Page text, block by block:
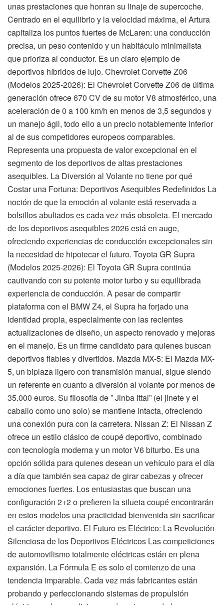
unas prestaciones que honran su linaje de supercoche.
Centrado en el equilibrio y la velocidad máxima, el Artura
capitaliza los puntos fuertes de McLaren: una conducción
precisa, un peso contenido y un habitáculo minimalista
que prioriza al conductor. Es un claro ejemplo de
deportivos híbridos de lujo. Chevrolet Corvette Z06
(Modelos 2025-2026): El Chevrolet Corvette Z06 de última
generación ofrece 670 CV de su motor V8 atmosférico, una
aceleración de 0 a 100 km/h en menos de 3,5 segundos y
un manejo ágil, todo ello a un precio notablemente inferior
al de sus competidores europeos comparables.
Representa una propuesta de valor excepcional en el
segmento de los deportivos de altas prestaciones
asequibles. La Diversión al Volante no tiene por qué
Costar una Fortuna: Deportivos Asequibles Redefinidos La
noción de que la emoción al volante está reservada a
bolsillos abultados es cada vez más obsoleta. El mercado
de los deportivos asequibles 2026 está en auge,
ofreciendo experiencias de conducción excepcionales sin
la necesidad de hipotecar el futuro. Toyota GR Supra
(Modelos 2025-2026): El Toyota GR Supra continúa
cautivando con su potente motor turbo y su equilibrada
experiencia de conducción. A pesar de compartir
plataforma con el BMW Z4, el Supra ha forjado una
identidad propia, especialmente con las recientes
actualizaciones de diseño, un aspecto renovado y mejoras
en el manejo. Es un firme candidato para quienes buscan
deportivos fiables y divertidos. Mazda MX-5: El Mazda MX-
5, un biplaza ligero con transmisión manual, sigue siendo
un referente en cuanto a diversión al volante por menos de
35.000 euros. Su filosofía de ” Jinba Ittai” (el jinete y el
caballo como uno solo) se mantiene intacta, ofreciendo
una conexión pura con la carretera. Nissan Z: El Nissan Z
ofrece un estilo clásico de coupé deportivo, combinado
con tecnología moderna y un motor V6 biturbo. Es una
opción sólida para quienes desean un vehículo para el día
a día que también sea capaz de girar cabezas y ofrecer
emociones fuertes. Los entusiastas que buscan una
configuración 2+2 o prefieren la silueta coupé encontrarán
en estos modelos una practicidad bienvenida sin sacrificar
el carácter deportivo. El Futuro es Eléctrico: La Revolución
Silenciosa de los Deportivos Eléctricos Las competiciones
de automovilismo totalmente eléctricas están en plena
expansión. La Fórmula E es solo el comienzo de una
tendencia imparable. Cada vez más fabricantes están
probando y perfeccionando sistemas de propulsión